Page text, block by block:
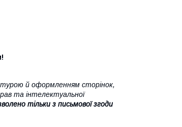
й оформленням сторінок,
та інтелектуальної
тільки з письмової згоди